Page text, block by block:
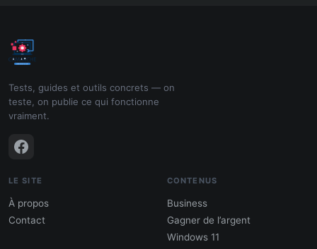
Tests, guides et outils concrets — on
teste, on publie ce qui fonctionne
vraiment.
LE SITE
À propos
Contact
CONTENUS
Business
Gagner de l’argent
Windows 11